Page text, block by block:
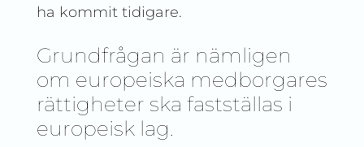
ha kommit tidigare.
Grundfrågan är nämligen
om europeiska medborgares
rättigheter ska fastställas i
europeisk lag.